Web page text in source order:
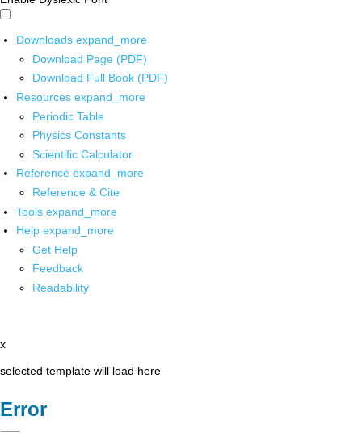
Downloads expand_more
Download Page (PDF)
Download Full Book (PDF)
Resources expand_more
Periodic Table
Physics Constants
Scientific Calculator
Reference expand_more
Reference & Cite
Tools expand_more
Help expand_more
Get Help
Feedback
Readability
x
selected template will load here
Error